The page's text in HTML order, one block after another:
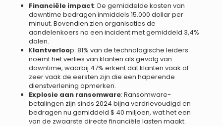
Financiële impact: De gemiddelde kosten van
downtime bedragen inmiddels 15.000 dollar per
minuut. Bovendien zien organisaties de
aandelenkoers na een incident met gemiddeld 3,4%
dalen.
Klantverloop: 81% van de technologische leiders
noemt het verlies van klanten als gevolg van
downtime, waarbij 47% erkent dat klanten vaak of
zeer vaak de eersten zijn die een haperende
dienstverlening opmerken.
Explosie aan ransomware: Ransomware-
betalingen zijn sinds 2024 bijna verdrievoudigd en
bedragen nu gemiddeld $ 40 miljoen, wat het een
van de zwaarste directe financiële lasten maakt.